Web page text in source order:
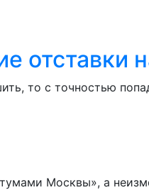
отставки
то с точностью
Москвы», а